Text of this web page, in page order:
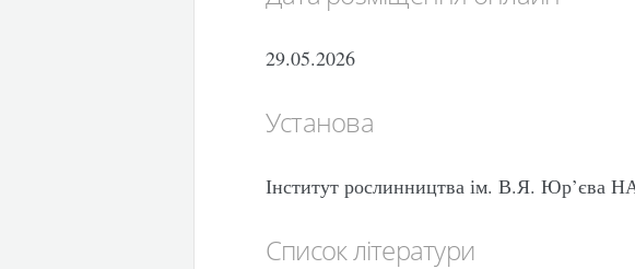
29.05.2026
Установа
Інститут рослинництва ім. В.Я. Юр’єва
Список літератури